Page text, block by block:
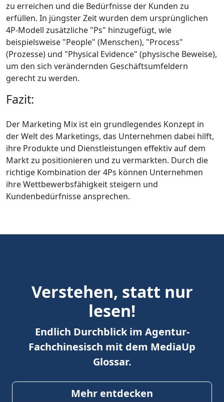
zu erreichen und die Bedürfnisse der Kunden zu
erfüllen. In jüngster Zeit wurden dem ursprünglichen
4P-Modell zusätzliche "Ps" hinzugefügt, wie
beispielsweise "People" (Menschen), "Process"
(Prozesse) und "Physical Evidence" (physische Beweise),
um den sich verändernden Geschäftsumfeldern
gerecht zu werden.
Fazit:
Der Marketing Mix ist ein grundlegendes Konzept in
der Welt des Marketings, das Unternehmen dabei hilft,
ihre Produkte und Dienstleistungen effektiv auf dem
Markt zu positionieren und zu vermarkten. Durch die
richtige Kombination der 4Ps können Unternehmen
ihre Wettbewerbsfähigkeit steigern und
Kundenbedürfnisse ansprechen.
Verstehen, statt nur
lesen!
Endlich Durchblick im Agentur-
Fachchinesisch mit dem MediaUp
Glossar.
Mehr entdecken